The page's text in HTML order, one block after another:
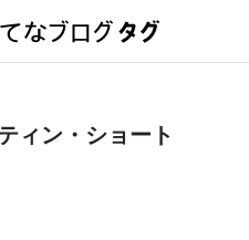
ィン・ショート